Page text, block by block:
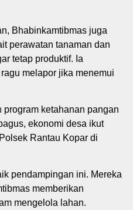
Bhabinkamtibmas juga
perawatan tanaman dan
tetap produktif. Ia
melapor jika menemui
program ketahanan pangan
ekonomi desa ikut
Rantau Kopar di
pendampingan ini. Mereka
memberikan
mengelola lahan.